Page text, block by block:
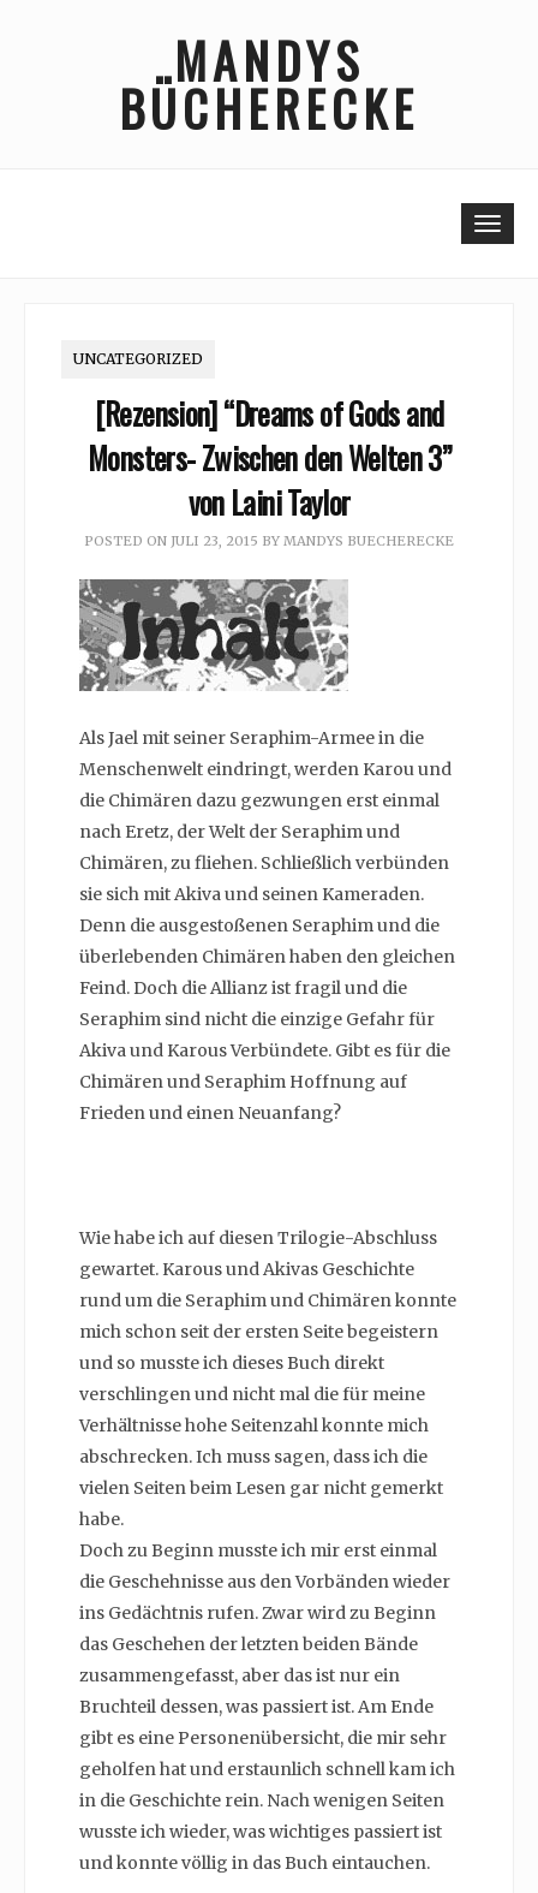
MANDYS
BÜCHERECKE
UNCATEGORIZED
[Rezension] “Dreams of Gods and
Monsters- Zwischen den Welten 3”
von Laini Taylor
POSTED ON JULI 23, 2015 BY MANDYS BUECHERECKE
Als Jael mit seiner Seraphim-Armee in die
Menschenwelt eindringt, werden Karou und
die Chimären dazu gezwungen erst einmal
nach Eretz, der Welt der Seraphim und
Chimären, zu fliehen. Schließlich verbünden
sie sich mit Akiva und seinen Kameraden.
Denn die ausgestoßenen Seraphim und die
überlebenden Chimären haben den gleichen
Feind. Doch die Allianz ist fragil und die
Seraphim sind nicht die einzige Gefahr für
Akiva und Karous Verbündete. Gibt es für die
Chimären und Seraphim Hoffnung auf
Frieden und einen Neuanfang?
Wie habe ich auf diesen Trilogie-Abschluss
gewartet. Karous und Akivas Geschichte
rund um die Seraphim und Chimären konnte
mich schon seit der ersten Seite begeistern
und so musste ich dieses Buch direkt
verschlingen und nicht mal die für meine
Verhältnisse hohe Seitenzahl konnte mich
abschrecken. Ich muss sagen, dass ich die
vielen Seiten beim Lesen gar nicht gemerkt
habe.
Doch zu Beginn musste ich mir erst einmal
die Geschehnisse aus den Vorbänden wieder
ins Gedächtnis rufen. Zwar wird zu Beginn
das Geschehen der letzten beiden Bände
zusammengefasst, aber das ist nur ein
Bruchteil dessen, was passiert ist. Am Ende
gibt es eine Personenübersicht, die mir sehr
geholfen hat und erstaunlich schnell kam ich
in die Geschichte rein. Nach wenigen Seiten
wusste ich wieder, was wichtiges passiert ist
und konnte völlig in das Buch eintauchen.